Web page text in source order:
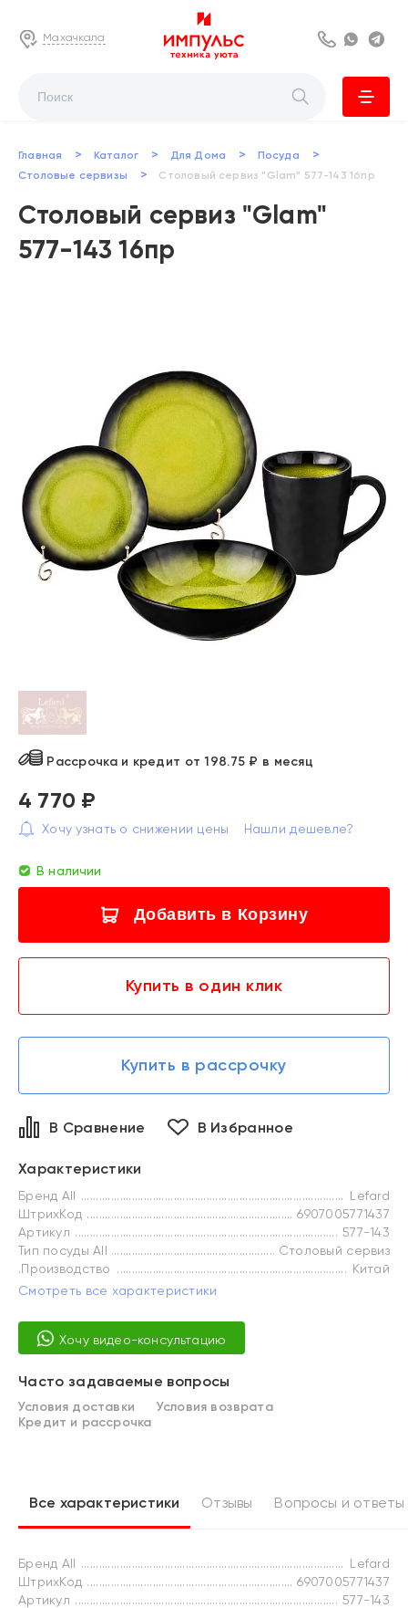
Махачкала 8 800 222 63
Главная > Каталог > Для Дома > Посуда >
Столовые сервизы > Столовый сервиз "Glam" 577-143 16пр
Столовый сервиз "Glam"
577-143 16пр
Рассрочка и кредит от 198.75 ₽ в месяц
4 770 ₽
Хочу узнать о снижении цены Нашли дешевле?
В наличии
Добавить в Корзину
Купить в один клик
Купить в рассрочку
В Сравнение В Избранное
Характеристики
Бренд All
Lefard
ШтрихКод
6907005771437
Артикул
577-143
Тип посуды All
Столовый сервиз
.Производство
Китай
Смотреть все характеристики
Хочу видео-консультацию
Часто задаваемые вопросы
Условия доставки
Условия возврата
Кредит и рассрочка
Все характеристики Отзывы Вопросы и ответы
Бренд All
Lefard
ШтрихКод
6907005771437
Артикул
577-143